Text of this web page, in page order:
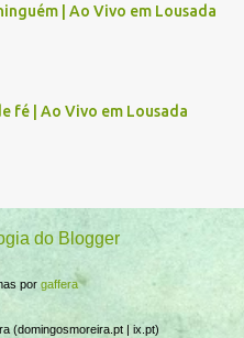
| Ao Vivo em Lousada
fé | Ao Vivo em Lousada
do Blogger
por gaffera
(domingosmoreira.pt | ix.pt)